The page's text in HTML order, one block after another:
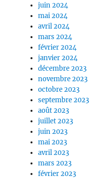
juin 2024
mai 2024
avril 2024
mars 2024
février 2024
janvier 2024
décembre 2023
novembre 2023
octobre 2023
septembre 2023
août 2023
juillet 2023
juin 2023
mai 2023
avril 2023
mars 2023
février 2023